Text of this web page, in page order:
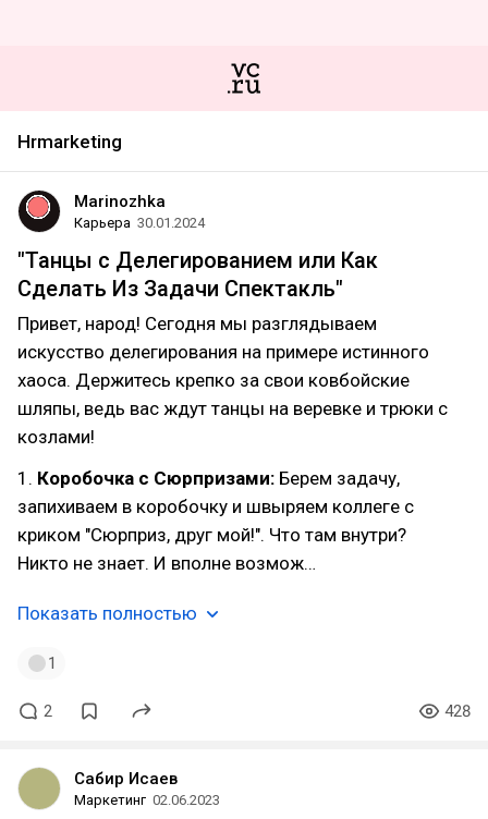
Hrmarketing
Marinozhka
Карьера 30.01.2024
"Танцы с Делегированием или Как
Сделать Из Задачи Спектакль"
Привет, народ! Сегодня мы разглядываем
искусство делегирования на примере истинного
хаоса. Держитесь крепко за свои ковбойские
шляпы, ведь вас ждут танцы на веревке и трюки с
козлами!
1. Коробочка с Сюрпризами: Берем задачу,
запихиваем в коробочку и швыряем коллеге с
криком "Сюрприз, друг мой!". Что там внутри?
Никто не знает. И вполне возмож…
Показать полностью
1
2 428
Сабир Исаев
Маркетинг 02.06.2023